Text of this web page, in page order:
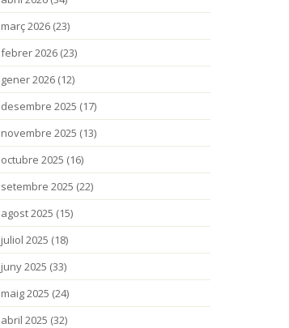
març 2026(23)
febrer 2026(23)
gener 2026(12)
desembre 2025 (17)
novembre 2025 (13)
octubre 2025 (16)
setembre 2025 (22)
agost 2025 (15)
juliol 2025 (18)
juny 2025 (33)
maig 2025 (24)
abril 2025 (32)